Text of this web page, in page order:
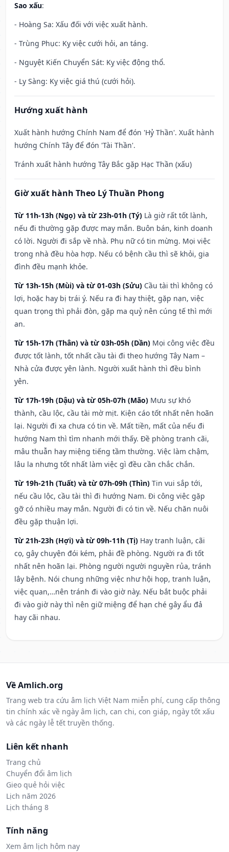
Sao xấu:
- Hoàng Sa: Xấu đối với việc xuất hành.
- Trùng Phục: Kỵ việc cưới hỏi, an táng.
- Nguyệt Kiến Chuyển Sát: Kỵ việc động thổ.
- Ly Sàng: Kỵ việc giá thú (cưới hỏi).
Hướng xuất hành
Xuất hành hướng Chính Nam để đón 'Hỷ Thần'. Xuất hành
hướng Chính Tây để đón 'Tài Thần'.
Tránh xuất hành hướng Tây Bắc gặp Hạc Thần (xấu)
Giờ xuất hành Theo Lý Thuần Phong
Từ 11h-13h (Ngọ) và từ 23h-01h (Tý) Là giờ rất tốt lành,
nếu đi thường gặp được may mắn. Buôn bán, kinh doanh
có lời. Người đi sắp về nhà. Phụ nữ có tin mừng. Mọi việc
trong nhà đều hòa hợp. Nếu có bệnh cầu thì sẽ khỏi, gia
đình đều mạnh khỏe.
Từ 13h-15h (Mùi) và từ 01-03h (Sửu) Cầu tài thì không có
lợi, hoặc hay bị trái ý. Nếu ra đi hay thiệt, gặp nạn, việc
quan trọng thì phải đòn, gặp ma quỷ nên cúng tế thì mới
an.
Từ 15h-17h (Thân) và từ 03h-05h (Dần) Mọi công việc đều
được tốt lành, tốt nhất cầu tài đi theo hướng Tây Nam –
Nhà cửa được yên lành. Người xuất hành thì đều bình
yên.
Từ 17h-19h (Dậu) và từ 05h-07h (Mão) Mưu sự khó
thành, cầu lộc, cầu tài mờ mịt. Kiện cáo tốt nhất nên hoãn
lại. Người đi xa chưa có tin về. Mất tiền, mất của nếu đi
hướng Nam thì tìm nhanh mới thấy. Đề phòng tranh cãi,
mâu thuẫn hay miệng tiếng tầm thường. Việc làm chậm,
lâu la nhưng tốt nhất làm việc gì đều cần chắc chắn.
Từ 19h-21h (Tuất) và từ 07h-09h (Thìn) Tin vui sắp tới,
nếu cầu lộc, cầu tài thì đi hướng Nam. Đi công việc gặp
gỡ có nhiều may mắn. Người đi có tin về. Nếu chăn nuôi
đều gặp thuận lợi.
Từ 21h-23h (Hợi) và từ 09h-11h (Tị) Hay tranh luận, cãi
cọ, gây chuyện đói kém, phải đề phòng. Người ra đi tốt
nhất nên hoãn lại. Phòng người người nguyền rủa, tránh
lây bệnh. Nói chung những việc như hội họp, tranh luận,
việc quan,…nên tránh đi vào giờ này. Nếu bắt buộc phải
đi vào giờ này thì nên giữ miệng để hạn ché gây ẩu đả
hay cãi nhau.
Về Amlich.org
Trang web tra cứu âm lịch Việt Nam miễn phí, cung cấp thông
tin chính xác về ngày âm lịch, can chi, con giáp, ngày tốt xấu
và các ngày lễ tết truyền thống.
Liên kết nhanh
Trang chủ
Chuyển đổi âm lịch
Gieo quẻ hỏi việc
Lịch năm 2026
Lịch tháng 8
Tính năng
Xem âm lịch hôm nay